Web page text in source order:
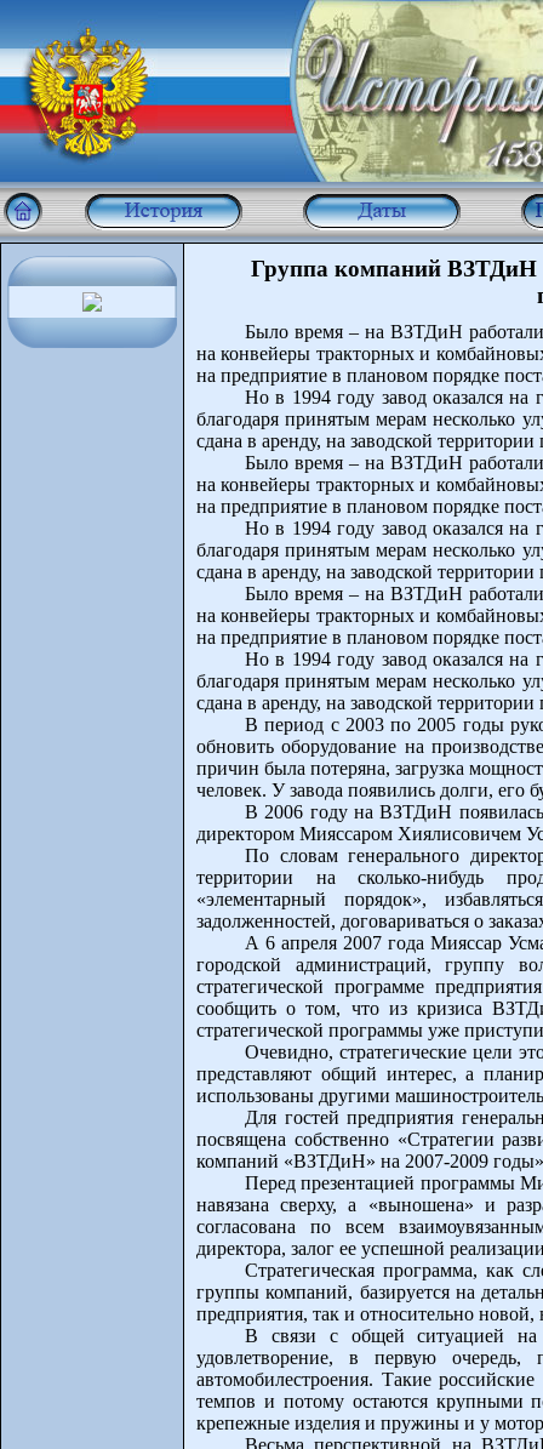
Группа компаний ВЗТДиН
Было время – на ВЗТДиН
на конвейеры тракторных и
на предприятие в плановом порядке
Но в 1994 году завод оказался
благодаря принятым мерам несколько
сдана в аренду, на заводской
Было время – на ВЗТДиН
на конвейеры тракторных и
на предприятие в плановом порядке
Но в 1994 году завод оказался
благодаря принятым мерам несколько
сдана в аренду, на заводской
Было время – на ВЗТДиН
на конвейеры тракторных и
на предприятие в плановом порядке
Но в 1994 году завод оказался
благодаря принятым мерам несколько
сдана в аренду, на заводской
В период с 2003 по 2005 годы
обновить оборудование на
причин была потеряна, загрузка
человек. У завода появились долги,
В 2006 году на ВЗТДиН появилась
директором Мияссаром Хиялисовичем
По словам генерального
территории на сколько-нибудь
«элементарный порядок»,
задолженностей, договариваться о
А 6 апреля 2007 года Мияссар
городской администраций, группу
стратегической программе
сообщить о том, что из кризиса
стратегической программы уже
Очевидно, стратегические цели
представляют общий интерес, а
использованы другими
Для гостей предприятия
посвящена собственно «Стратегии
компаний «ВЗТДиН» на 2007-2009
Перед презентацией программы
навязана сверху, а «выношена» и
согласована по всем
директора, залог ее успешной
Стратегическая программа, как
группы компаний, базируется на
предприятия, так и относительно
В связи с общей ситуацией
удовлетворение, в первую очередь,
автомобилестроения. Такие
темпов и потому остаются крупными
крепежные изделия и пружины и у
Весьма перспективной на